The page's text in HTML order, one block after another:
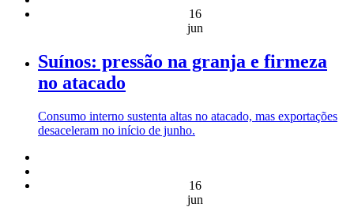
16
jun
Suínos: pressão na granja e firmeza
no atacado
Consumo interno sustenta altas no atacado, mas exportações
desaceleram no início de junho.
16
jun